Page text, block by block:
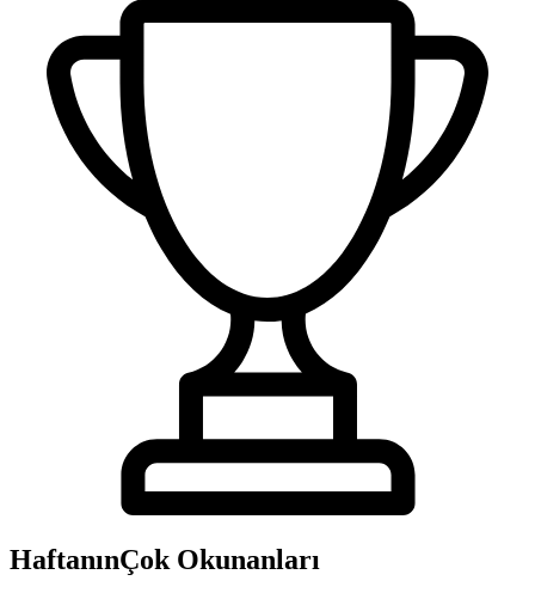
HaftanınÇok Okunanları